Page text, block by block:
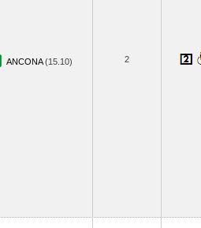
ANCONA(15.10) 2